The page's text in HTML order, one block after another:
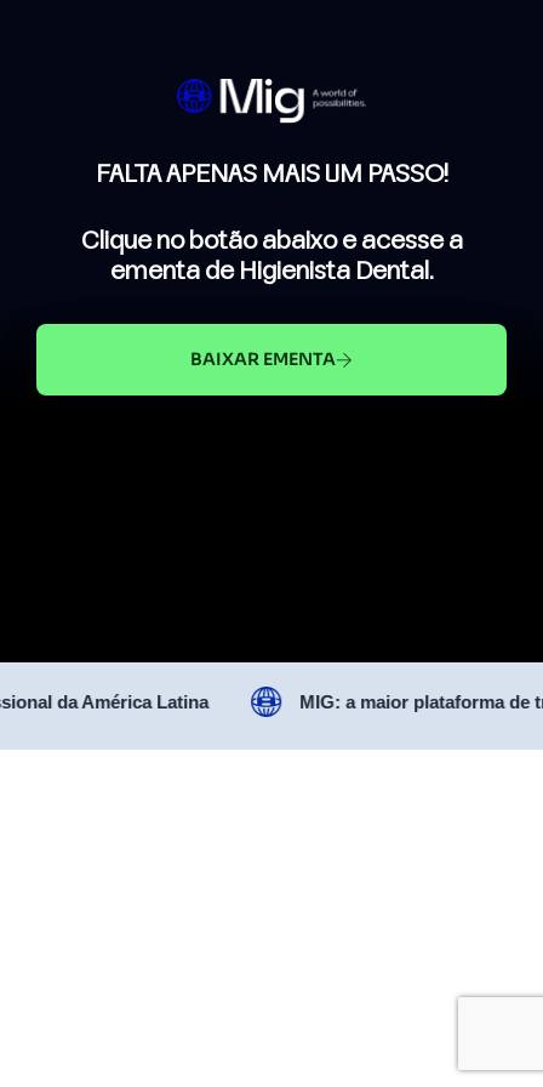
FALTA APENAS MAIS UM PASSO!
Clique no botão abaixo e acesse a
ementa de Higienista Dental.
BAIXAR EMENTA
da América Latina MIG: a maior plataforma de